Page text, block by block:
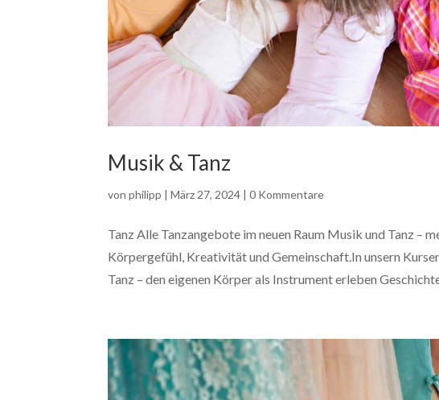
Musik & Tanz
vonphilipp |März 27, 2024 |0 Kommentare
Tanz Alle Tanzangebote im neuen Raum Musik und Tanz –
Körpergefühl, Kreativität und Gemeinschaft.In unsern
Tanz – den eigenen Körper als Instrument erleben